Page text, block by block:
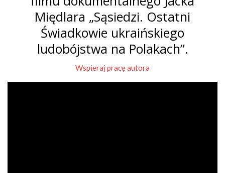
Międlara „Sąsiedzi. Ostatni
Świadkowie ukraińskiego
ludobójstwa na Polakach”.
Wspieraj pracę autora